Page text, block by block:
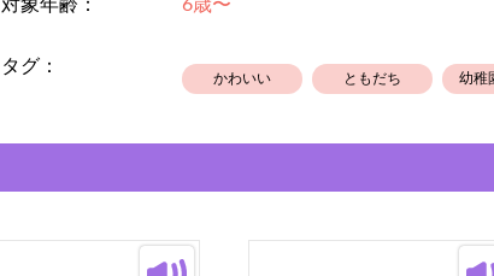
対象年齢： 6歳〜
タグ：
かわいい ともだち 幼稚